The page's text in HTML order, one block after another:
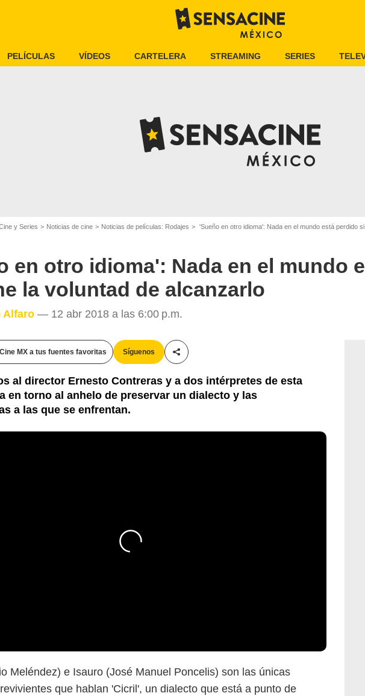
PELÍCULAS VÍDEOS CARTELERA STREAMING SERIES
y Series Noticias de cine Noticias de películas: Rodajes 'Sueño en otro idioma': Nada en el mundo está perdido
en otro idioma': Nada en el mundo
la voluntad de alcanzarlo
Alfaro — 12 abr 2018 a las 6:00 p.m.
MX a tus fuentes favoritas Síguenos
Compartir esta noticia
al director Ernesto Contreras y a dos intérpretes de esta
en torno al anhelo de preservar un dialecto y las
a las que se enfrentan.
Meléndez) e Isauro (José Manuel Poncelis) son las únicas
que hablan 'Cicril', un dialecto que está a punto de